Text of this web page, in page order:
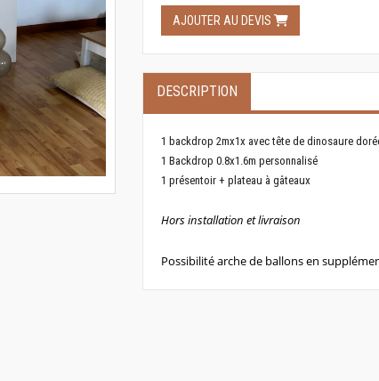
AJOUTER AU DEVIS
DESCRIPTION
1 backdrop 2mx1x avec tête de dinosaure
1 Backdrop 0.8x1.6m personnalisé
1 présentoir + plateau à gâteaux
Hors installation et livraison
Possibilité arche de ballons en